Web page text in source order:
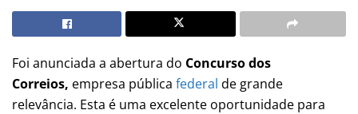
Foi anunciada a abertura do Concurso dos
Correios, empresa pública federal de grande
relevância. Esta é uma excelente oportunidade para